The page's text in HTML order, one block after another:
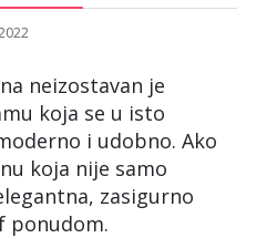
neizostavan je
koja se u isto
i udobno. Ako
koja nije samo
zasigurno
ponudom.